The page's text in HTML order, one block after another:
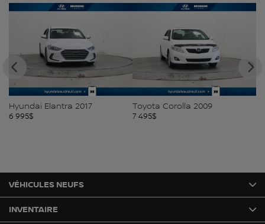
Hyundai Elantra 2017
6 995$
Toyota Corolla 2009
7 495$
VÉHICULES NEUFS
INVENTAIRE